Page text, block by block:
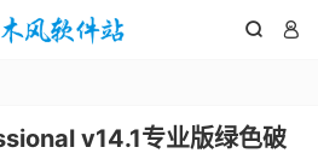
 
v14.1专业版绿色破